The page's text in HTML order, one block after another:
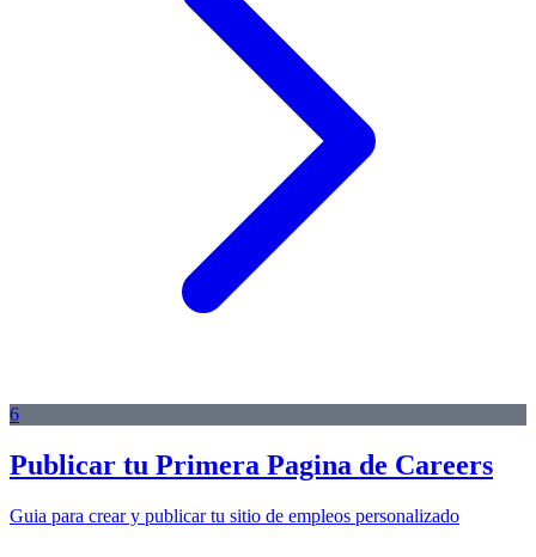
6
Publicar tu Primera Pagina de Careers
Guia para crear y publicar tu sitio de empleos personalizado